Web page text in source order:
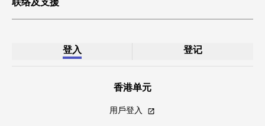
联络及支援
登入 登记
香港单元
用戶登入